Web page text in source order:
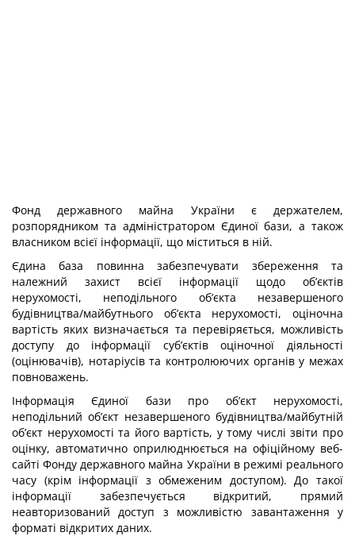
Фонд державного майна України є держателем,
розпорядником та адміністратором Єдиної бази, а також
власником всієї інформації, що міститься в ній.
Єдина база повинна забезпечувати збереження та
належний захист всієї інформації щодо об’єктів
нерухомості, неподільного об’єкта незавершеного
будівництва/майбутнього об’єкта нерухомості, оціночна
вартість яких визначається та перевіряється, можливість
доступу до інформації суб’єктів оціночної діяльності
(оцінювачів), нотаріусів та контролюючих органів у межах
повноважень.
Інформація Єдиної бази про об’єкт нерухомості,
неподільний об’єкт незавершеного будівництва/майбутній
об’єкт нерухомості та його вартість, у тому числі звіти про
оцінку, автоматично оприлюднюється на офіційному веб-
сайті Фонду державного майна України в режимі реального
часу (крім інформації з обмеженим доступом). До такої
інформації забезпечується відкритий, прямий
неавторизований доступ з можливістю завантаження у
форматі відкритих даних.